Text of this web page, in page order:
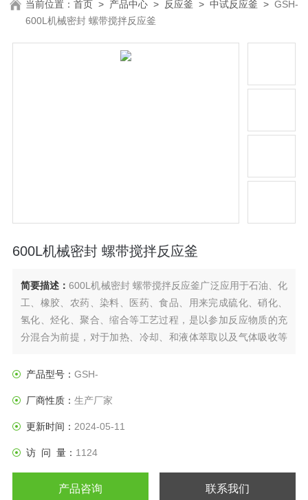
当前位置：首页 > 产品中心 > 反应釜 >中试反应釜 >GSH-
600L机械密封 螺带搅拌反应釜
600L机械密封 螺带搅拌反应釜
简要描述：600L机械密封 螺带搅拌反应釜广泛应用于石油、化
工、橡胶、农药、染料、医药、食品、用来完成硫化、硝化、
氢化、烃化、聚合、缩合等工艺过程，是以参加反应物质的充
分混合为前提，对于加热、冷却、和液体萃取以及气体吸收等
工，制药等行业理想的所需设备。
产品型号： GSH-
厂商性质： 生产厂家
更新时间： 2024-05-11
访 问 量： 1124
产品咨询 联系我们